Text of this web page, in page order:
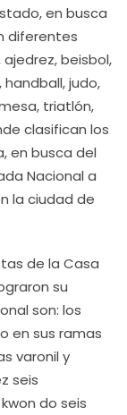
en busca
diferentes
beisbol,
judo,
triatlón,
clasifican los
en busca del
Nacional a
la ciudad de
de la Casa
su
son: los
en sus ramas
varonil y
seis
do seis